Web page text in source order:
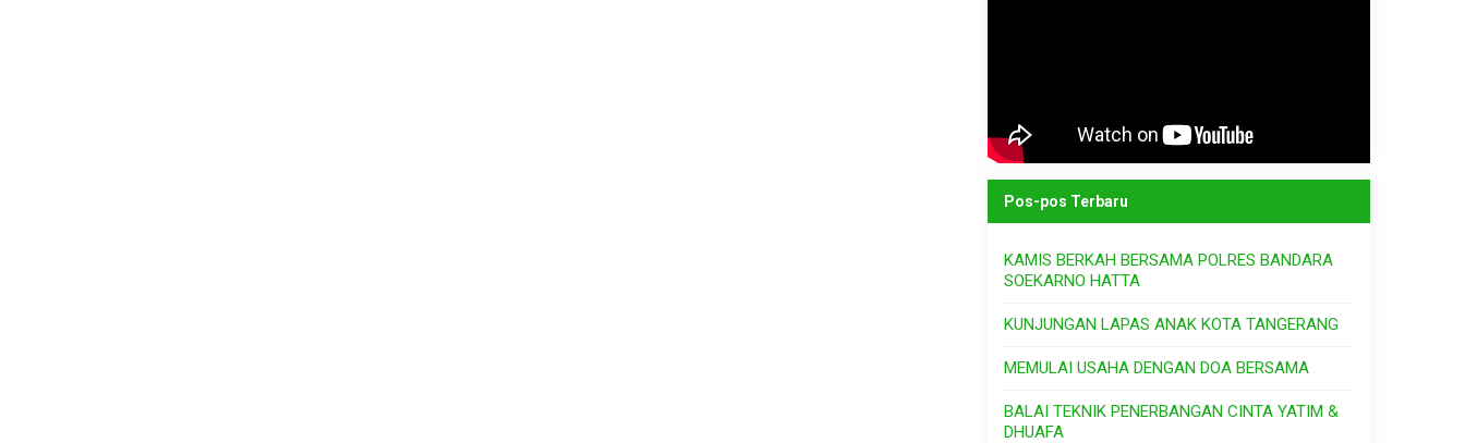
Pos-pos Terbaru
KAMIS BERKAH BERSAMA POLRES BANDARA
SOEKARNO HATTA
KUNJUNGAN LAPAS ANAK KOTA TANGERANG
MEMULAI USAHA DENGAN DOA BERSAMA
BALAI TEKNIK PENERBANGAN CINTA YATIM &
DHUAFA